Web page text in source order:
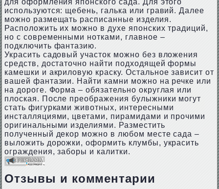
для оформления японского сада. Для этого
используются: щебень, галька или гравий. Далее
можно размещать расписанные изделия.
Расположить их можно в духе японских традиций,
но с современными нотками, главное –
подключить фантазию.
Украсить садовый участок можно без вложения
средств, достаточно найти подходящей формы
камешки и акриловую краску. Остальное зависит от
вашей фантазии. Найти камни можно на речке или
на дороге. Форма – обязательно округлая или
плоская. После преображения булыжники могут
стать фигурками животных, интересными
инсталляциями, цветами, пирамидами и прочими
оригинальными изделиями. Разместить
полученный декор можно в любом месте сада –
выложить дорожки, оформить клумбы, украсить
ограждения, заборы и калитки.
Отзывы и комментарии